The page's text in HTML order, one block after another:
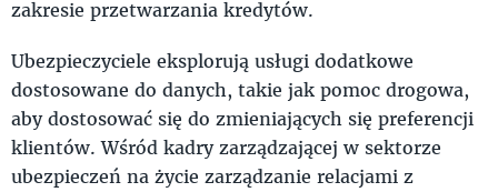
zakresie przetwarzania kredytów.
Ubezpieczyciele eksplorują usługi dodatkowe
dostosowane do danych, takie jak pomoc drogowa,
aby dostosować się do zmieniających się preferencji
klientów. Wśród kadry zarządzającej w sektorze
ubezpieczeń na życie zarządzanie relacjami z